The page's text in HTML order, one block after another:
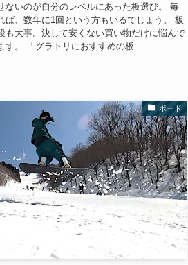
ないのが自分のレベルにあった板選び。 毎
ば、数年に1回という方もいるでしょう。 板
も大事。決して安くない買い物だけに悩んで
す。 「グラトリにおすすめの板...
ボード